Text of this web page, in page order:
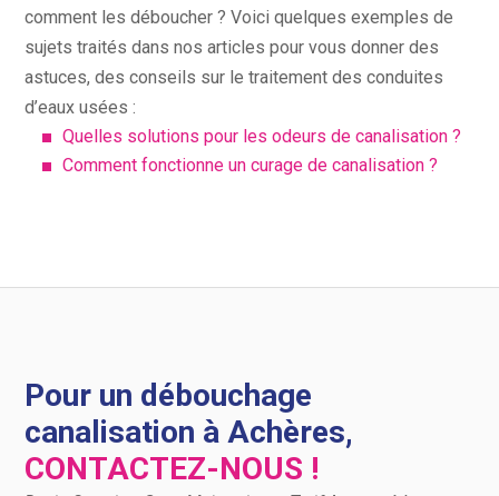
comment les déboucher ? Voici quelques exemples de
sujets traités dans nos articles pour vous donner des
astuces, des conseils sur le traitement des conduites
d’eaux usées :
Quelles solutions pour les odeurs de canalisation ?
Comment fonctionne un curage de canalisation ?
Pour un débouchage
canalisation à Achères,
CONTACTEZ-NOUS !